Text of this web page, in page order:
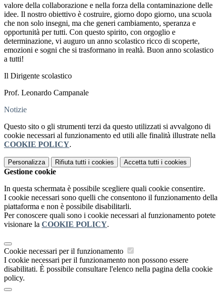
valore della collaborazione e nella forza della contaminazione delle
idee. Il nostro obiettivo è costruire, giorno dopo giorno, una scuola
che non solo insegni, ma che generi cambiamento, speranza e
opportunità per tutti. Con questo spirito, con orgoglio e
determinazione, vi auguro un anno scolastico ricco di scoperte,
emozioni e sogni che si trasformano in realtà. Buon anno scolastico
a tutti!
Il Dirigente scolastico
Prof. Leonardo Campanale
Notizie
Questo sito o gli strumenti terzi da questo utilizzati si avvalgono di
cookie necessari al funzionamento ed utili alle finalità illustrate nella
COOKIE POLICY.
Personalizza Rifiuta tutti i cookies Accetta tutti i cookies
Gestione cookie
In questa schermata è possibile scegliere quali cookie consentire.
I cookie necessari sono quelli che consentono il funzionamento della
piattaforma e non è possibile disabilitarli.
Per conoscere quali sono i cookie necessari al funzionamento potete
visionare la COOKIE POLICY.
Cookie necessari per il funzionamento
I cookie necessari per il funzionamento non possono essere
disabilitati. È possibile consultare l'elenco nella pagina della cookie
policy.